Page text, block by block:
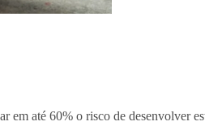
em até 60% o risco de desenvolver